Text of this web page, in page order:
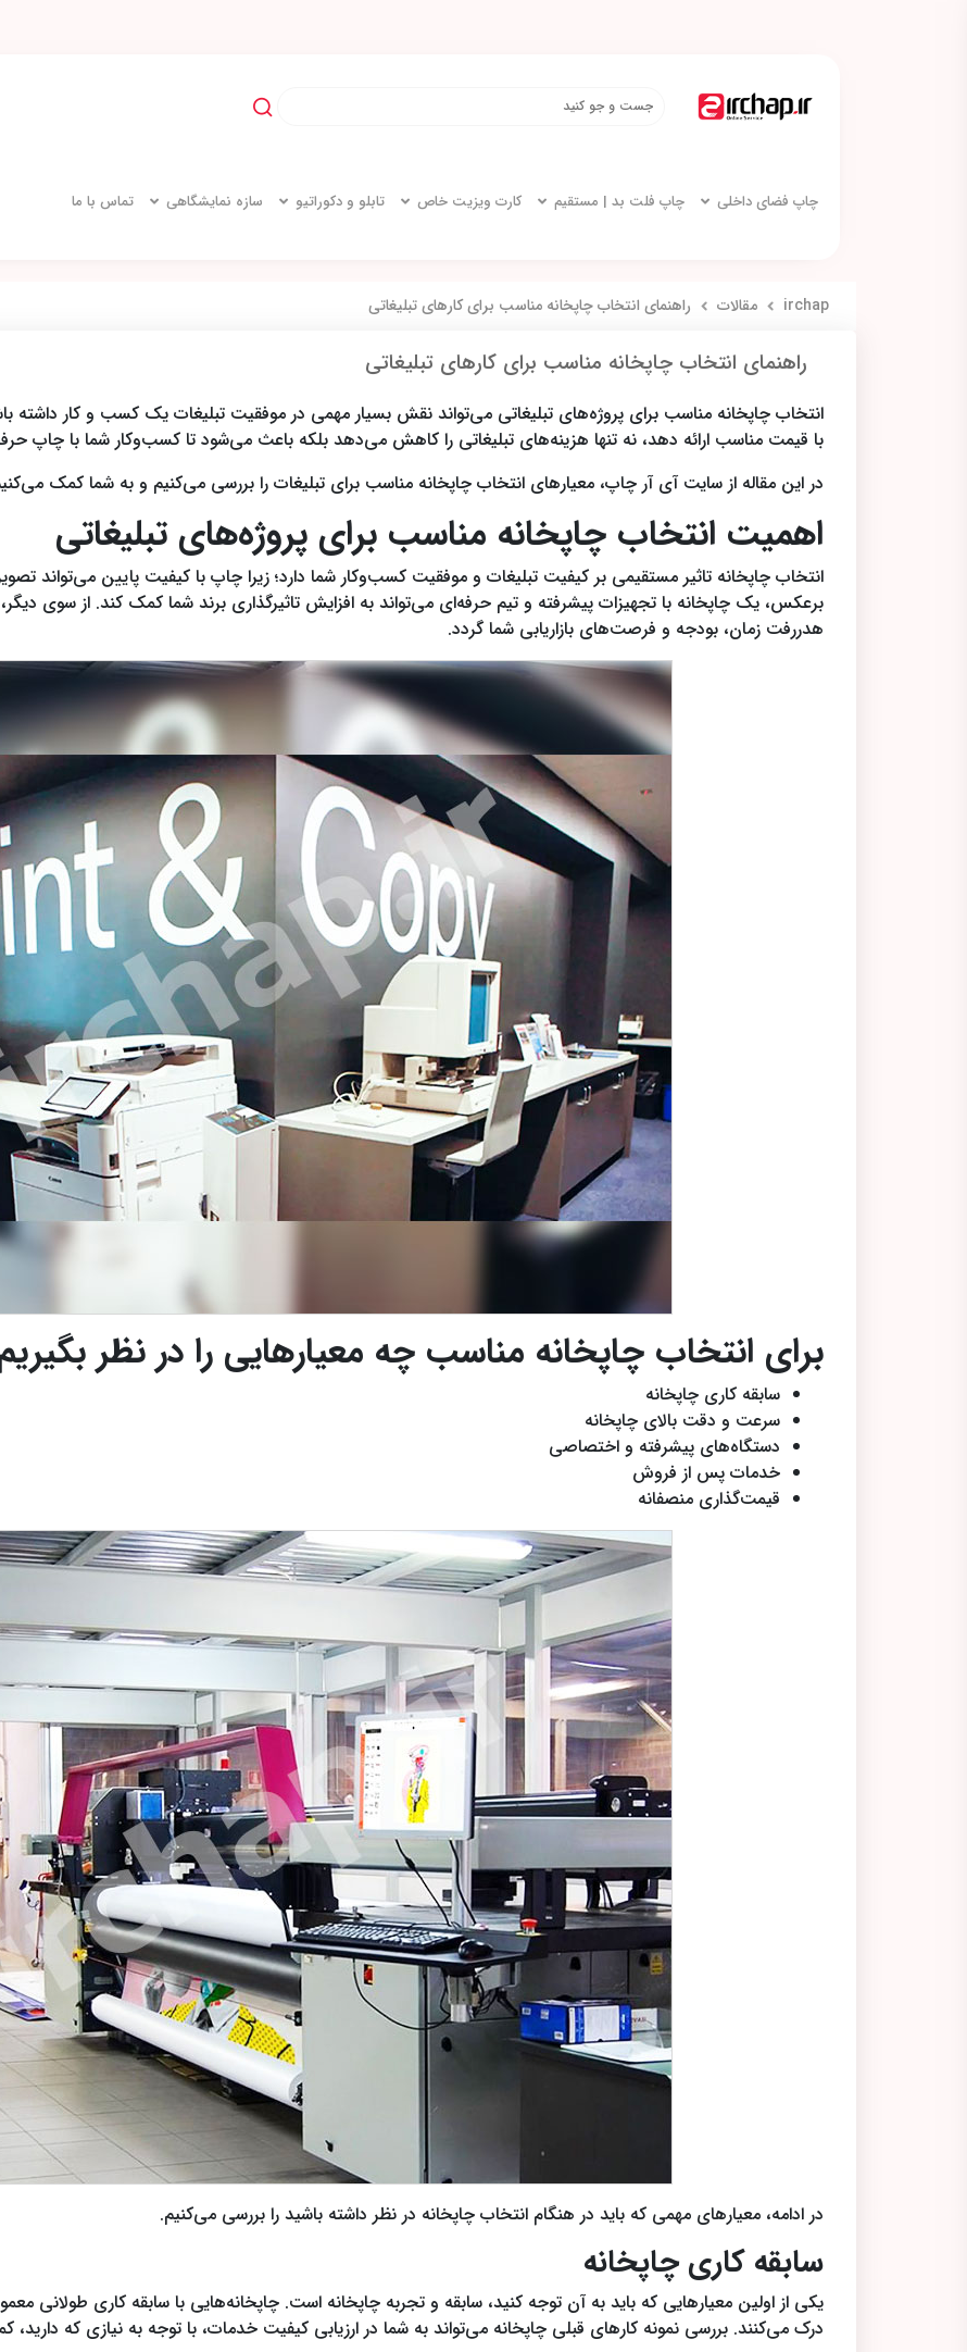
چاپ فضای داخلی چاپ فلت بد | مستقیم کارت ویزیت خاص تابلو و دکوراتیو سازه نمایشگاهی تماس با ما
irchap مقالات راهنمای انتخاب چاپخانه مناسب برای کارهای تبلیغاتی
راهنمای انتخاب چاپخانه مناسب برای کارهای تبلیغاتی
انتخاب چاپخانه مناسب برای پروژه‌های تبلیغاتی می‌تواند نقش بسیار مهمی در موفقیت تبلیغات یک کسب و کار
با قیمت مناسب ارائه دهد، نه تنها هزینه‌های تبلیغاتی را کاهش می‌دهد بلکه باعث می‌شود تا کسب‌وکار شما با چاپ
در این مقاله از سایت آی آر چاپ، معیارهای انتخاب چاپخانه مناسب برای تبلیغات را بررسی می‌کنیم و به شما کمک
اهمیت انتخاب چاپخانه مناسب برای پروژه‌های تبلیغاتی
انتخاب چاپخانه تاثیر مستقیمی بر کیفیت تبلیغات و موفقیت کسب‌و‌کار شما دارد؛ زیرا چاپ با کیفیت پایین می‌تواند
برعکس، یک چاپخانه با تجهیزات پیشرفته و تیم حرفه‌ای می‌تواند به افزایش تاثیرگذاری برند شما کمک کند. از سوی
هدررفت زمان، بودجه و فرصت‌های بازاریابی شما گردد.
برای انتخاب چاپخانه مناسب چه معیارهایی را در نظر
سابقه کاری چاپخانه
سرعت و دقت بالای چاپخانه
دستگاه‌های پیشرفته و اختصاصی
خدمات پس از فروش
قیمت‌گذاری منصفانه
در ادامه، معیارهای مهمی که باید در هنگام انتخاب چاپخانه در نظر داشته باشید را بررسی می‌کنیم.
سابقه کاری چاپخانه
یکی از اولین معیارهایی که باید به آن توجه کنید، سابقه و تجربه چاپخانه است. چاپخانه‌هایی با سابقه کاری طولانی
درک می‌کنند. بررسی نمونه کارهای قبلی چاپخانه می‌تواند به شما در ارزیابی کیفیت خدمات، با توجه به نیازی که دارید،